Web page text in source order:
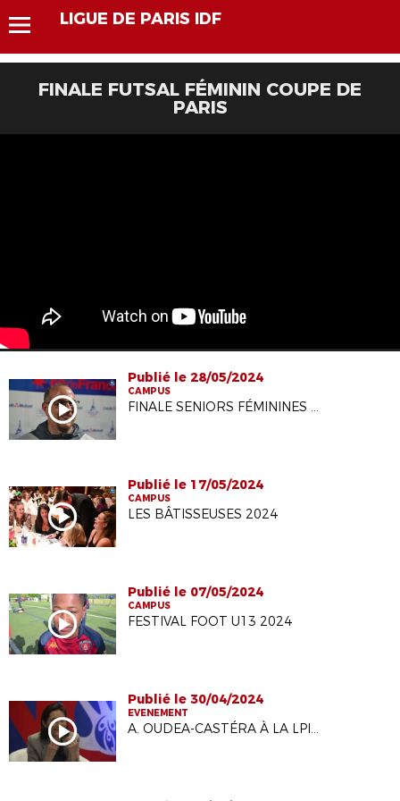
LIGUE DE PARIS IDF
FINALE FUTSAL FÉMININ COUPE DE
PARIS
Publié le 28/05/2024
CAMPUS
FINALE SENIORS FÉMININES COUPE DE PARIS
Publié le 17/05/2024
CAMPUS
LES BÂTISSEUSES 2024
Publié le 07/05/2024
CAMPUS
FESTIVAL FOOT U13 2024
Publié le 30/04/2024
EVENEMENT
A. OUDEA-CASTÉRA À LA LPIFF